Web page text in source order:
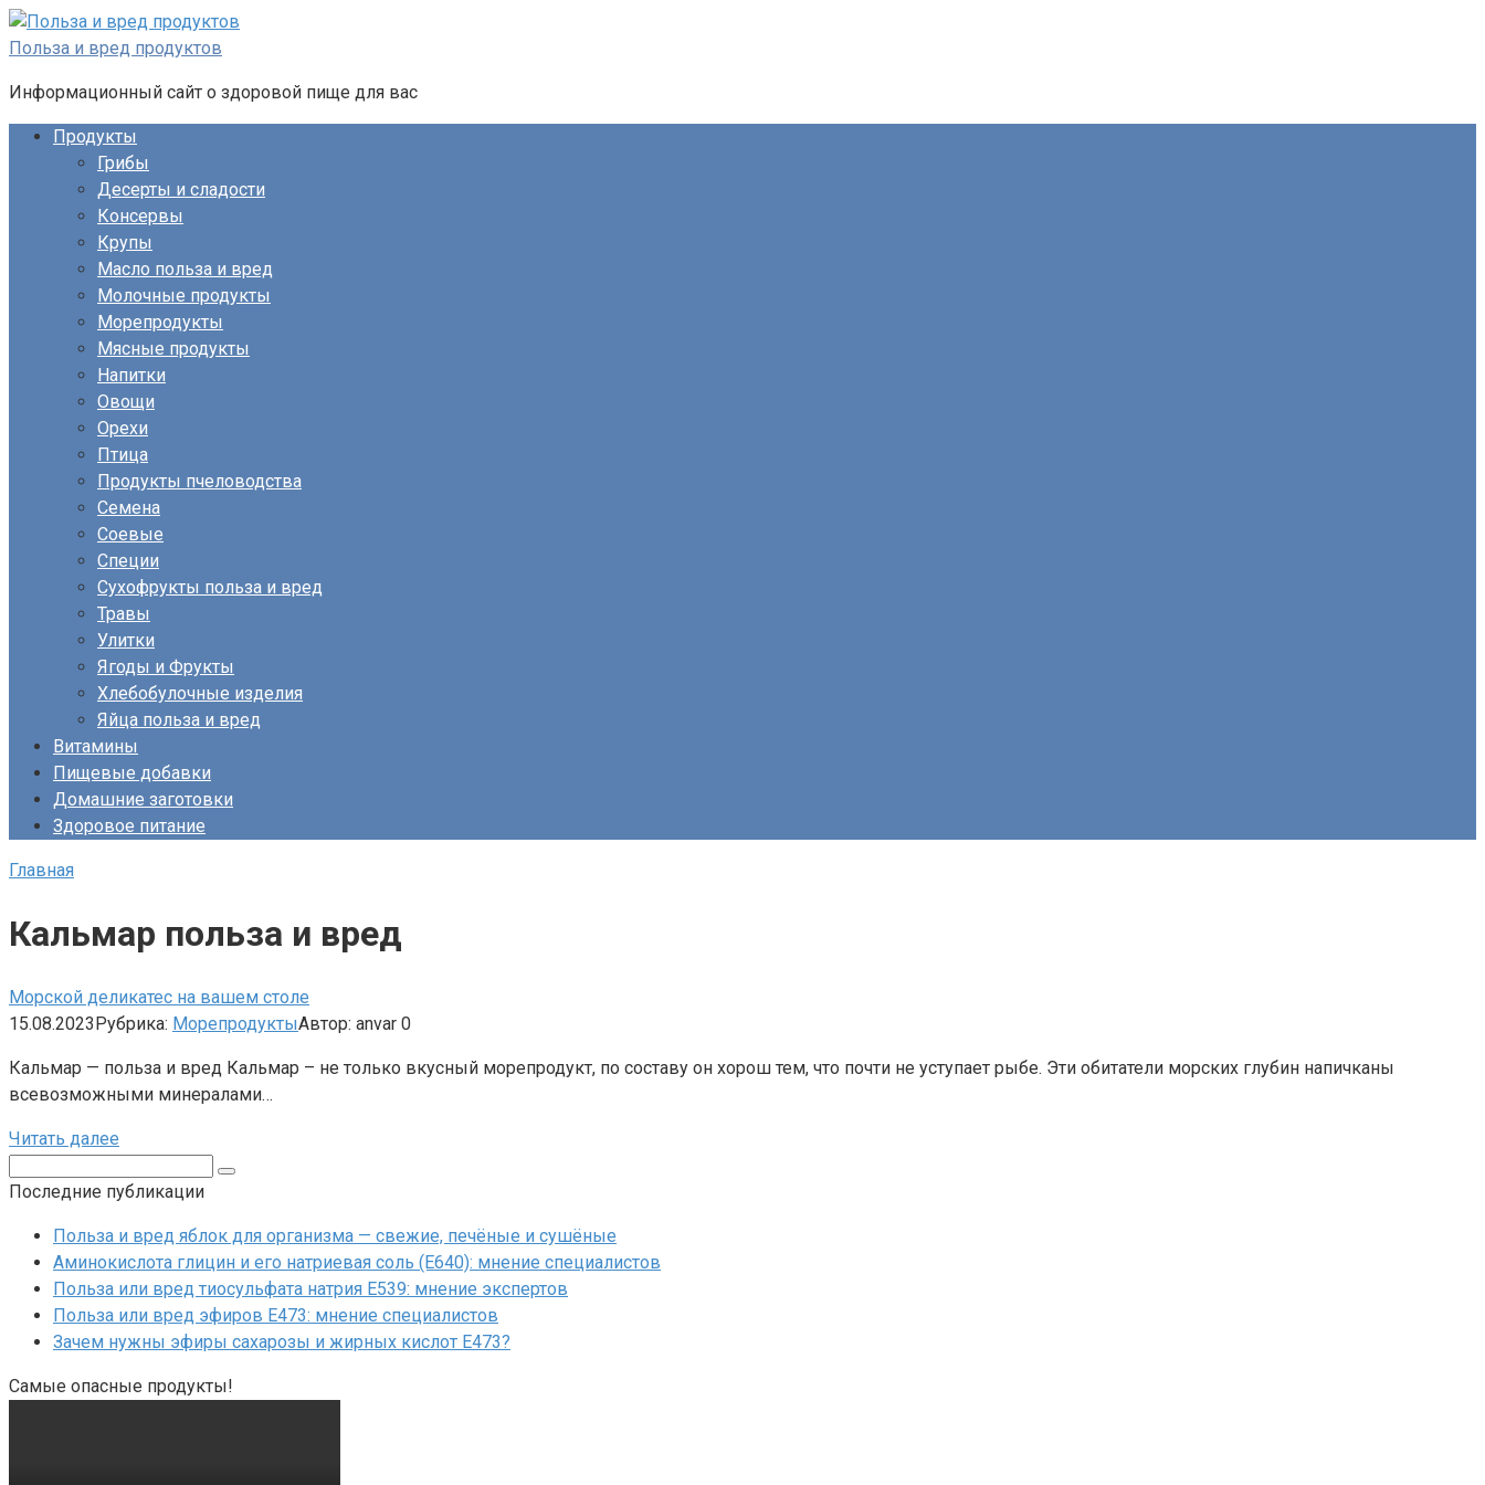
Перейти
к
Польза и вред продуктов
Информационный сайт о здоровой пище для вас
Продукты
Грибы
Десерты и сладости
Консервы
Крупы
Масло польза и вред
Молочные продукты
Морепродукты
Мясные продукты
Напитки
Овощи
Орехи
Птица
Продукты пчеловодства
Семена
Соевые
Специи
Сухофрукты польза и вред
Травы
Улитки
Ягоды и Фрукты
Хлебобулочные изделия
Яйца польза и вред
Витамины
Пищевые добавки
Домашние заготовки
Здоровое питание
Главная
Кальмар польза и вред
Морской деликатес на вашем столе
15.08.2023Рубрика: МорепродуктыАвтор: anvar 0
Кальмар — польза и вред Кальмар – не только вкусный морепродукт, по составу он хорош тем, что почти не уступает рыбе. Эти обитатели морских глубин напичканы
всевозможными минералами…
Читать далее
Последние публикации
Польза и вред яблок для организма — свежие, печёные и сушёные
Аминокислота глицин и его натриевая соль (Е640): мнение специалистов
Польза или вред тиосульфата натрия Е539: мнение экспертов
Польза или вред эфиров Е473: мнение специалистов
Зачем нужны эфиры сахарозы и жирных кислот Е473?
Самые опасные продукты!